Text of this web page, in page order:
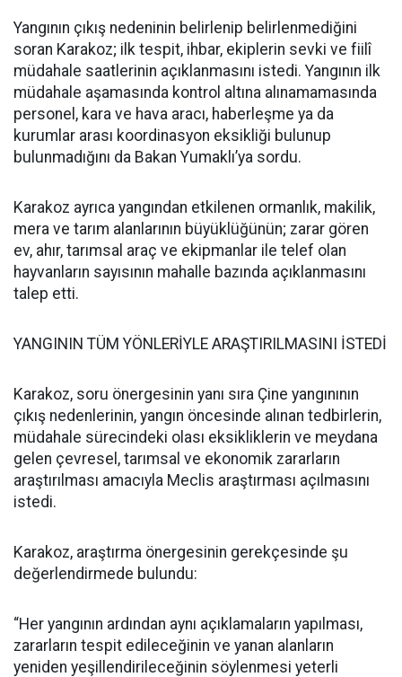
Yangının çıkış nedeninin belirlenip belirlenmediğini
soran Karakoz; ilk tespit, ihbar, ekiplerin sevki ve fiilî
müdahale saatlerinin açıklanmasını istedi. Yangının ilk
müdahale aşamasında kontrol altına alınamamasında
personel, kara ve hava aracı, haberleşme ya da
kurumlar arası koordinasyon eksikliği bulunup
bulunmadığını da Bakan Yumaklı’ya sordu.
Karakoz ayrıca yangından etkilenen ormanlık, makilik,
mera ve tarım alanlarının büyüklüğünün; zarar gören
ev, ahır, tarımsal araç ve ekipmanlar ile telef olan
hayvanların sayısının mahalle bazında açıklanmasını
talep etti.
YANGININ TÜM YÖNLERİYLE ARAŞTIRILMASINI İSTEDİ
Karakoz, soru önergesinin yanı sıra Çine yangınının
çıkış nedenlerinin, yangın öncesinde alınan tedbirlerin,
müdahale sürecindeki olası eksikliklerin ve meydana
gelen çevresel, tarımsal ve ekonomik zararların
araştırılması amacıyla Meclis araştırması açılmasını
istedi.
Karakoz, araştırma önergesinin gerekçesinde şu
değerlendirmede bulundu:
“Her yangının ardından aynı açıklamaların yapılması,
zararların tespit edileceğinin ve yanan alanların
yeniden yeşillendirileceğinin söylenmesi yeterli